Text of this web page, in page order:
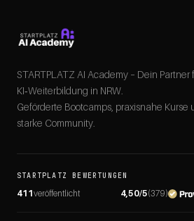
STARTPLATZ AI Academy – Dein Partner
KI‑Weiterbildung in NRW.
Geförderte Bootcamps, praxisnahe Kurse
starke Community.
STARTPLATZ BEWERTUNGEN
411veröffentlicht 4,50/5(379)